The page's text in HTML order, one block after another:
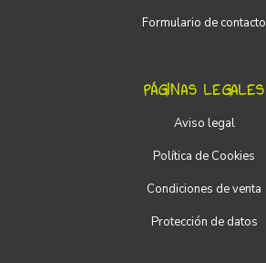
Formulario de contacto
PÁGINAS LEGALES
Aviso legal
Política de Cookies
Condiciones de venta
Protección de datos